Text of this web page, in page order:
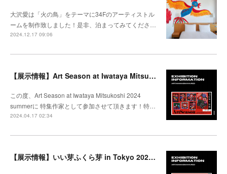
大沢愛は「火の鳥」をテーマに34Fのアーティストル
ームを制作致しました！是非、泊まってみてくださ…
2024.12.17 09:06
【展示情報】Art Season at Iwataya Mitsukoshi 2024 summer 特集 大沢愛
この度、Art Season at Iwataya Mitsukoshi 2024
summerに 特集作家として参加させて頂きます！特…
2024.04.17 02:34
【展示情報】いい芽ふくら芽 in Tokyo 2024 @松坂屋上野